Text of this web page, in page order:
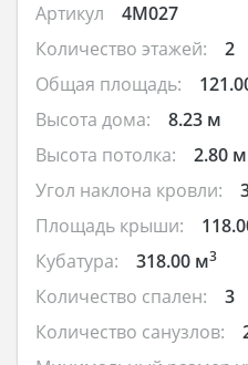
Артикул
4M027
Количество этажей:
2
Общая площадь:
Высота дома:
8.23 м
Высота потолка:
2.80 м
Угол наклона кровли:
Площадь крыши:
Кубатура: 318.00 м3
Количество спален:
3
Количество санузлов: